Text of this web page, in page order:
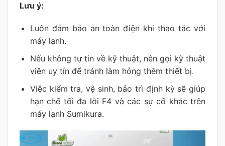
Lưu ý:
Luôn đảm bảo an toàn điện khi thao tác với
máy lạnh.
Nếu không tự tin về kỹ thuật, nên gọi kỹ thuật
viên uy tín để tránh làm hỏng thêm thiết bị.
Việc kiểm tra, vệ sinh, bảo trì định kỳ sẽ giúp
hạn chế tối đa lỗi F4 và các sự cố khác trên
máy lạnh Sumikura.